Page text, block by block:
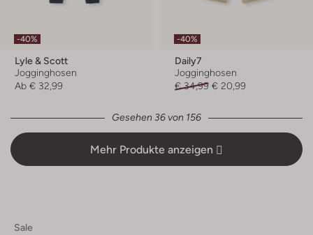
-40%
Lyle & Scott
Jogginghosen
Ab € 32,99
-40%
Daily7
Jogginghosen
€ 34,99 € 20,99
Gesehen 36 von 156
Mehr Produkte anzeigen
Sale